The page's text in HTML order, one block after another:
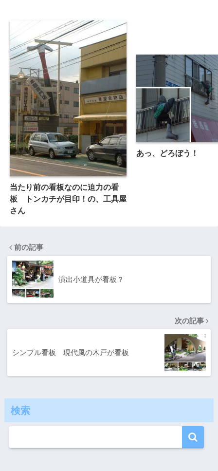
当たり前の看板なのに迫力の看
板 トンカチが目印！の、工具屋
さん
あっ、どろぼう！
前の記事
演出小道具が看板？
次の記事
シンプル看板 現代風の木戸が看板
検索